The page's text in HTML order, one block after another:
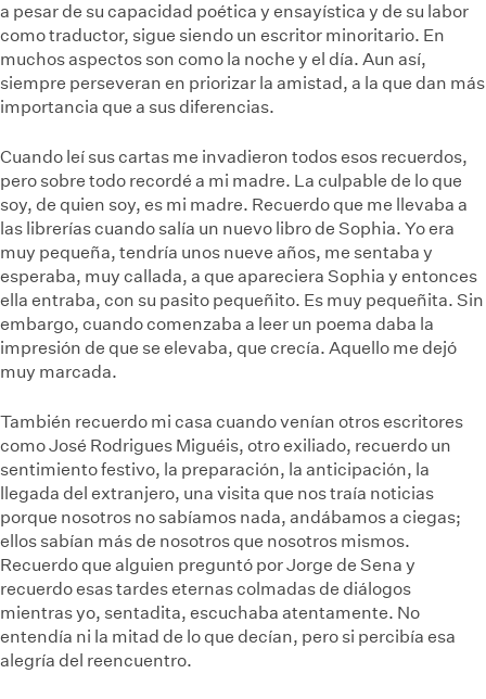
a pesar de su capacidad poética y ensayística y de su labor
como traductor, sigue siendo un escritor minoritario. En
muchos aspectos son como la noche y el día. Aun así,
siempre perseveran en priorizar la amistad, a la que dan más
importancia que a sus diferencias.
Cuando leí sus cartas me invadieron todos esos recuerdos,
pero sobre todo recordé a mi madre. La culpable de lo que
soy, de quien soy, es mi madre. Recuerdo que me llevaba a
las librerías cuando salía un nuevo libro de Sophia. Yo era
muy pequeña, tendría unos nueve años, me sentaba y
esperaba, muy callada, a que apareciera Sophia y entonces
ella entraba, con su pasito pequeñito. Es muy pequeñita. Sin
embargo, cuando comenzaba a leer un poema daba la
impresión de que se elevaba, que crecía. Aquello me dejó
muy marcada.
También recuerdo mi casa cuando venían otros escritores
como José Rodrigues Miguéis, otro exiliado, recuerdo un
sentimiento festivo, la preparación, la anticipación, la
llegada del extranjero, una visita que nos traía noticias
porque nosotros no sabíamos nada, andábamos a ciegas;
ellos sabían más de nosotros que nosotros mismos.
Recuerdo que alguien preguntó por Jorge de Sena y
recuerdo esas tardes eternas colmadas de diálogos
mientras yo, sentadita, escuchaba atentamente. No
entendía ni la mitad de lo que decían, pero si percibía esa
alegría del reencuentro.